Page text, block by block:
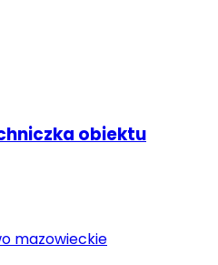
obiektu
mazowieckie